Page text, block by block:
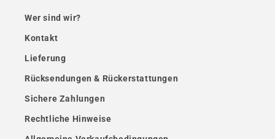
Wer sind wir?
Kontakt
Lieferung
Rücksendungen & Rückerstattungen
Sichere Zahlungen
Rechtliche Hinweise